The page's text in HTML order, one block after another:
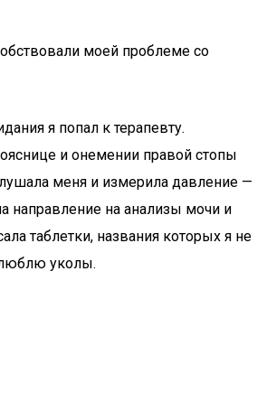
моей проблеме со
я попал к терапевту.
и онемении правой стопы
меня и измерила давление —
направление на анализы мочи и
таблетки, названия которых я не
уколы.